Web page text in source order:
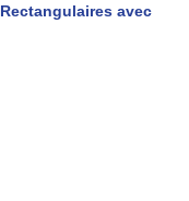
Rectangulaires avec